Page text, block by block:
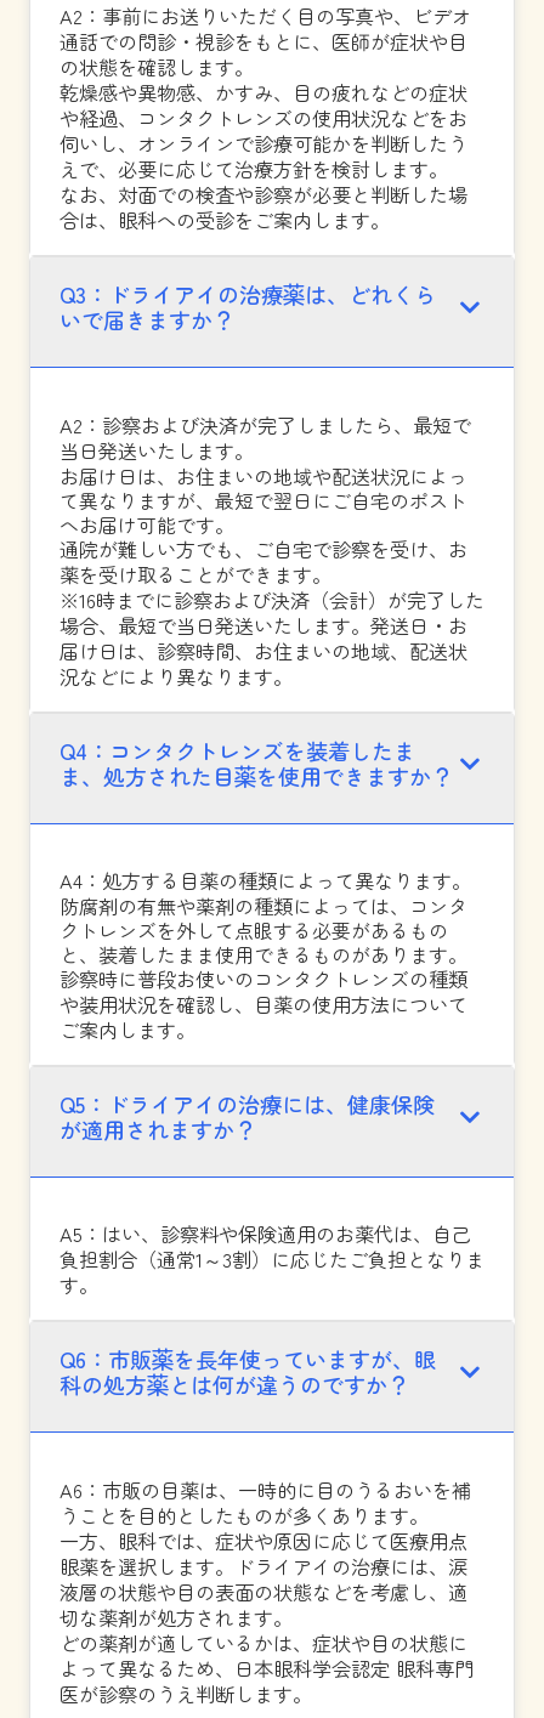
A2：事前にお送りいただく目の写真や、ビデオ
通話での問診・視診をもとに、医師が症状や目
の状態を確認します。
乾燥感や異物感、かすみ、目の疲れなどの症状
や経過、コンタクトレンズの使用状況などをお
伺いし、オンラインで診療可能かを判断したう
えで、必要に応じて治療方針を検討します。
なお、対面での検査や診察が必要と判断した場
合は、眼科への受診をご案内します。
Q3：ドライアイの治療薬は、どれくら
いで届きますか？
A2：診察および決済が完了しましたら、最短で
当日発送いたします。
お届け日は、お住まいの地域や配送状況によっ
て異なりますが、最短で翌日にご自宅のポスト
へお届け可能です。
通院が難しい方でも、ご自宅で診察を受け、お
薬を受け取ることができます。
※16時までに診察および決済（会計）が完了した
場合、最短で当日発送いたします。発送日・お
届け日は、診察時間、お住まいの地域、配送状
況などにより異なります。
Q4：コンタクトレンズを装着したま
ま、処方された目薬を使用できますか？
A4：処方する目薬の種類によって異なります。
防腐剤の有無や薬剤の種類によっては、コンタ
クトレンズを外して点眼する必要があるもの
と、装着したまま使用できるものがあります。
診察時に普段お使いのコンタクトレンズの種類
や装用状況を確認し、目薬の使用方法について
ご案内します。
Q5：ドライアイの治療には、健康保険
が適用されますか？
A5：はい、診察料や保険適用のお薬代は、自己
負担割合（通常1～3割）に応じたご負担となりま
す。
Q6：市販薬を長年使っていますが、眼
科の処方薬とは何が違うのですか？
A6：市販の目薬は、一時的に目のうるおいを補
うことを目的としたものが多くあります。
一方、眼科では、症状や原因に応じて医療用点
眼薬を選択します。ドライアイの治療には、涙
液層の状態や目の表面の状態などを考慮し、適
切な薬剤が処方されます。
どの薬剤が適しているかは、症状や目の状態に
よって異なるため、日本眼科学会認定 眼科専門
医が診察のうえ判断します。